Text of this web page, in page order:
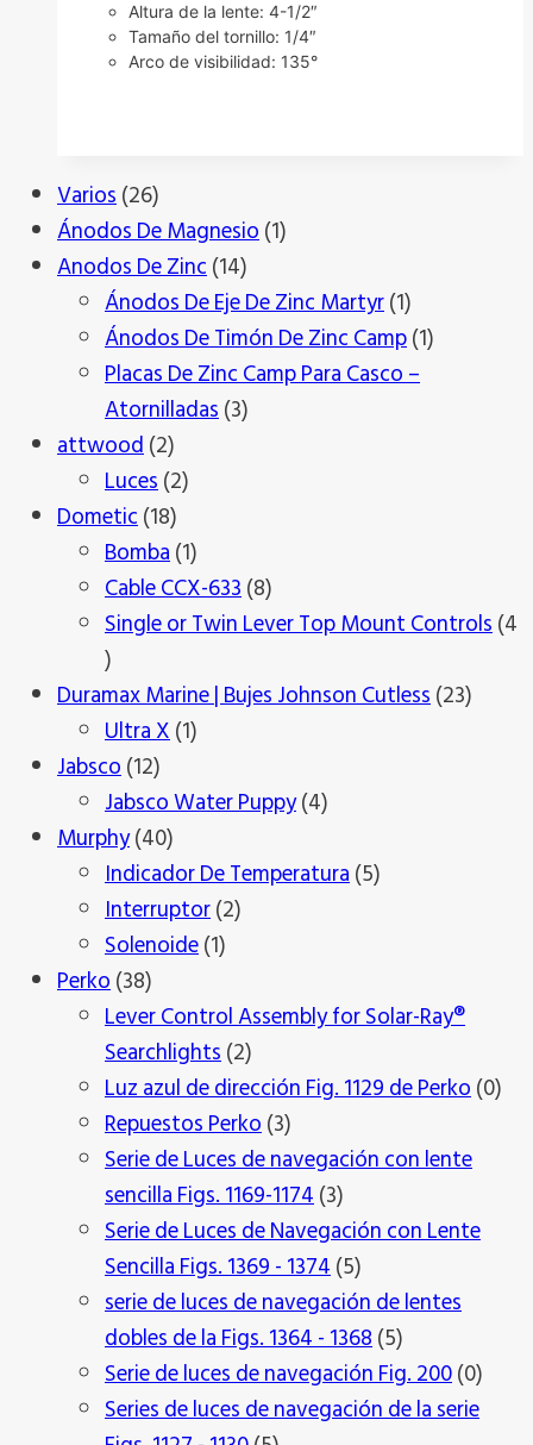
Altura de la lente: 4-1/2″
Tamaño del tornillo: 1/4″
Arco de visibilidad: 135°
Varios 2626
productos
Ánodos De Magnesio 11
Anodos De Zinc 1414
productos
Ánodos De Eje De Zinc Martyr 11
producto
Ánodos De Timón De Zinc Camp 11
Placas De Zinc Camp Para Casco –
Atornilladas 33
attwood 22
productos
Luces 22
Dometic 1818
productos
Bomba 11
producto
Cable CCX-633 88
productos
Single or Twin Lever Top Mount Controls 4
4
productos
Duramax Marine | Bujes Johnson Cutless 2323
Ultra X 11
Jabsco 1212
productos
Jabsco Water Puppy 44
Murphy 4040
productos
Indicador De Temperatura 55
Interruptor 22
Solenoide 11
Perko 3838
productos
Lever Control Assembly for Solar-Ray®
Searchlights 22
productos
Luz azul de dirección Fig. 1129 de Perko 00
Repuestos Perko 33
productos
Serie de Luces de navegación con lente
sencilla Figs. 1169-1174 33
productos
Serie de Luces de Navegación con Lente
Sencilla Figs. 1369 - 1374 55
productos
serie de luces de navegación de lentes
dobles de la Figs. 1364 - 1368 55
productos
Serie de luces de navegación Fig. 200 00
Series de luces de navegación de la serie